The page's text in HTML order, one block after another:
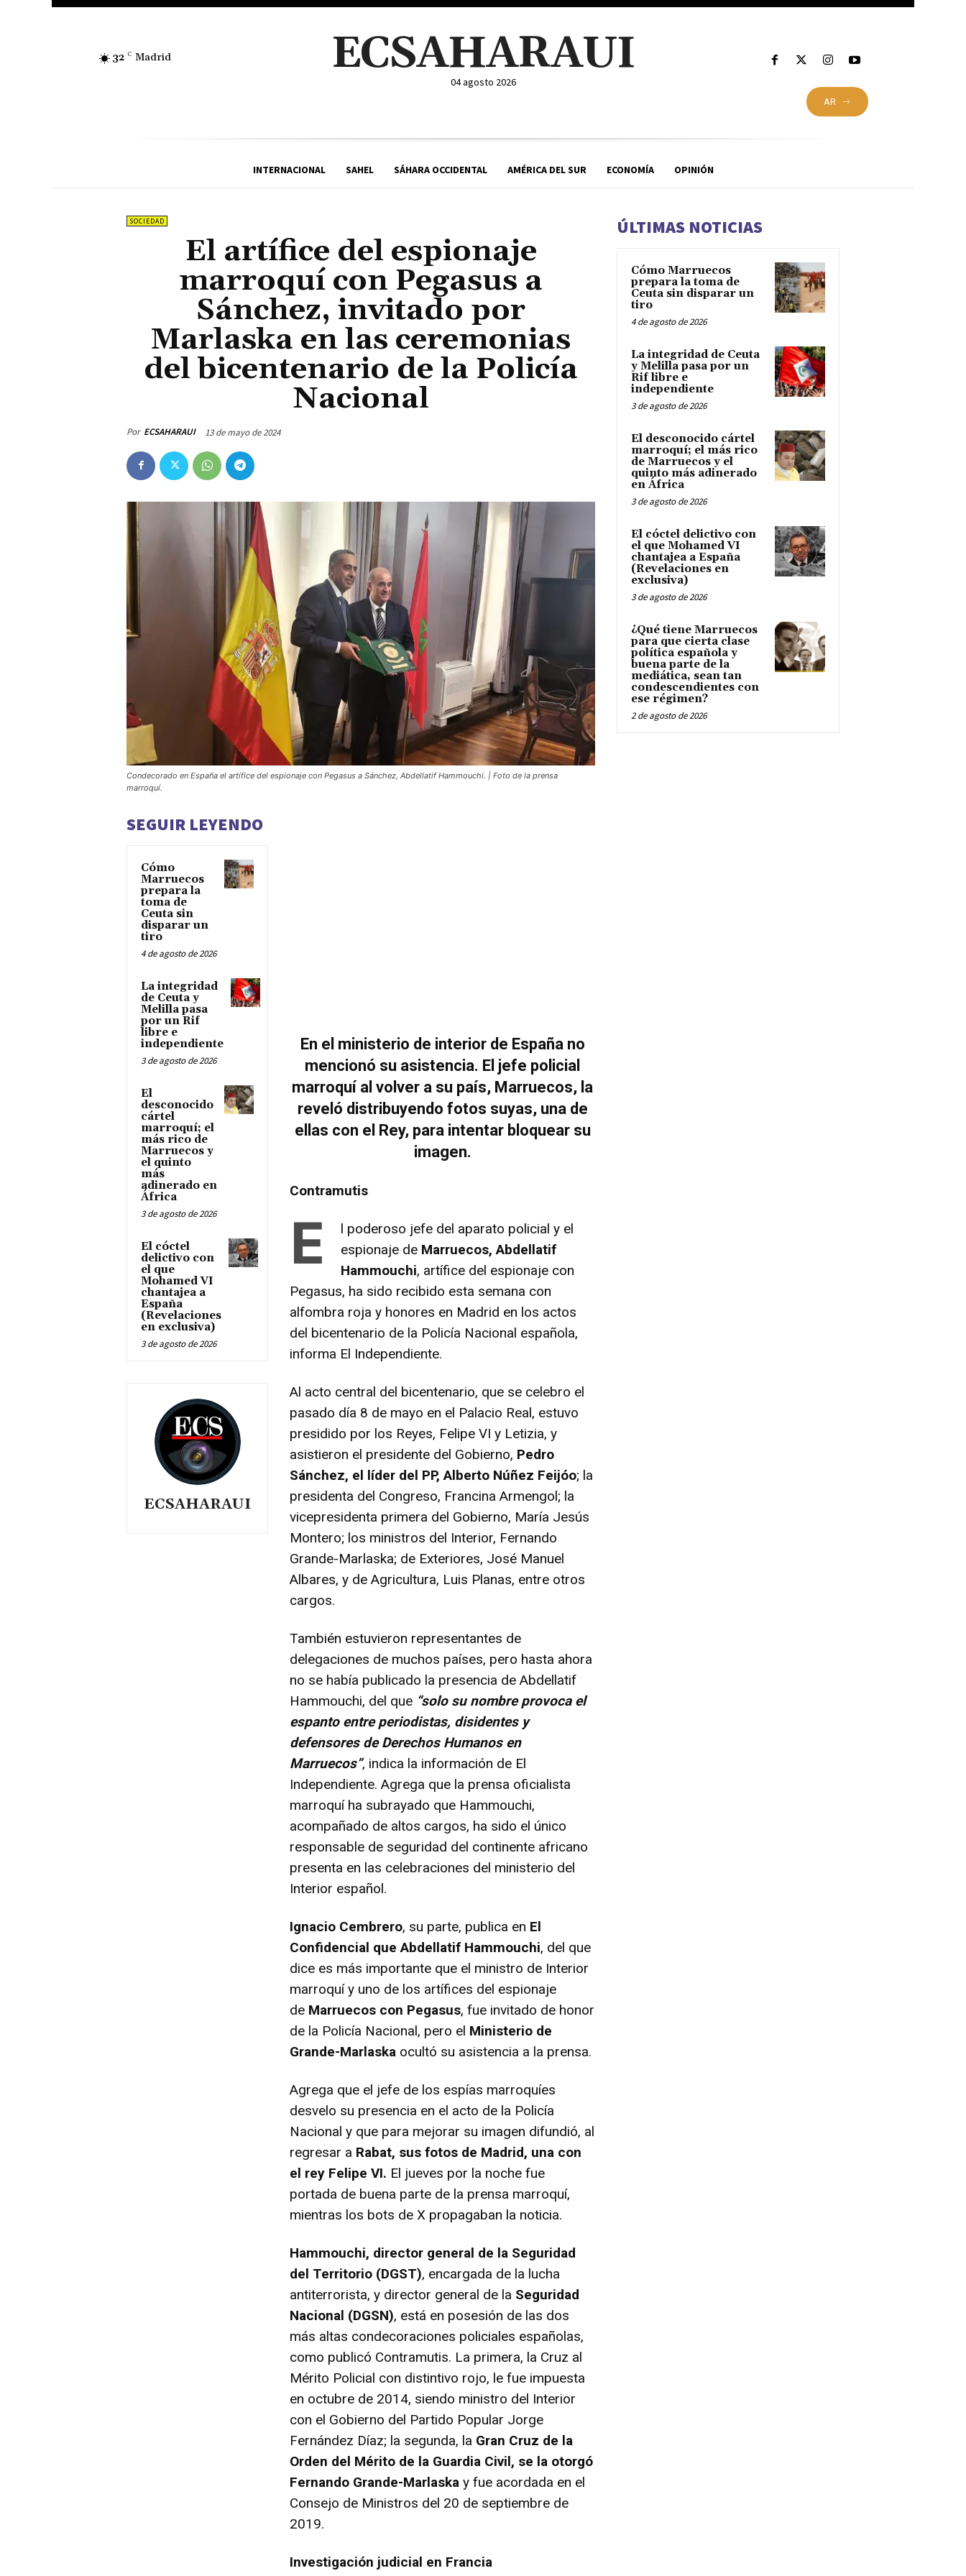
32 C Madrid ECSAHARAUI
04 agosto 2026
AR
INTERNACIONAL SAHEL SÁHARA OCCIDENTAL AMÉRICA DEL SUR ECONOMÍA OPINIÓN
SOCIEDAD
El artífice del espionaje
marroquí con Pegasus a
Sánchez, invitado por
Marlaska en las ceremonias
del bicentenario de la Policía
Nacional
Por ECSAHARAUI 13 de mayo de 2024
Condecorado en España el artífice del espionaje con Pegasus a Sánchez, Abdellatif Hammouchi. | Foto de la prensa
marroquí.
SEGUIR LEYENDO
Cómo
Marruecos
prepara la
toma de
Ceuta sin
disparar un
tiro
4 de agosto de 2026
La integridad
de Ceuta y
Melilla pasa
por un Rif
libre e
independiente
3 de agosto de 2026
El
desconocido
cártel
marroquí; el
más rico de
Marruecos y
el quinto
más
adinerado en
África
3 de agosto de 2026
El cóctel
delictivo con
el que
Mohamed VI
chantajea a
España
(Revelaciones
en exclusiva)
3 de agosto de 2026
ECSAHARAUI
En el ministerio de interior de España no
mencionó su asistencia. El jefe policial
marroquí al volver a su país, Marruecos, la
reveló distribuyendo fotos suyas, una de
ellas con el Rey, para intentar bloquear su
imagen.
Contramutis
E
l poderoso jefe del aparato policial y el
espionaje de Marruecos, Abdellatif
Hammouchi, artífice del espionaje con
Pegasus, ha sido recibido esta semana con
alfombra roja y honores en Madrid en los actos
del bicentenario de la Policía Nacional española,
informa El Independiente.
Al acto central del bicentenario, que se celebro el
pasado día 8 de mayo en el Palacio Real, estuvo
presidido por los Reyes, Felipe VI y Letizia, y
asistieron el presidente del Gobierno, Pedro
Sánchez, el líder del PP, Alberto Núñez Feijóo; la
presidenta del Congreso, Francina Armengol; la
vicepresidenta primera del Gobierno, María Jesús
Montero; los ministros del Interior, Fernando
Grande-Marlaska; de Exteriores, José Manuel
Albares, y de Agricultura, Luis Planas, entre otros
cargos.
También estuvieron representantes de
delegaciones de muchos países, pero hasta ahora
no se había publicado la presencia de Abdellatif
Hammouchi, del que “solo su nombre provoca el
espanto entre periodistas, disidentes y
defensores de Derechos Humanos en
Marruecos”, indica la información de El
Independiente. Agrega que la prensa oficialista
marroquí ha subrayado que Hammouchi,
acompañado de altos cargos, ha sido el único
responsable de seguridad del continente africano
presenta en las celebraciones del ministerio del
Interior español.
Ignacio Cembrero, su parte, publica en El
Confidencial que Abdellatif Hammouchi, del que
dice es más importante que el ministro de Interior
marroquí y uno de los artífices del espionaje
de Marruecos con Pegasus, fue invitado de honor
de la Policía Nacional, pero el Ministerio de
Grande-Marlaska ocultó su asistencia a la prensa.
Agrega que el jefe de los espías marroquíes
desvelo su presencia en el acto de la Policía
Nacional y que para mejorar su imagen difundió, al
regresar a Rabat, sus fotos de Madrid, una con
el rey Felipe VI. El jueves por la noche fue
portada de buena parte de la prensa marroquí,
mientras los bots de X propagaban la noticia.
Hammouchi, director general de la Seguridad
del Territorio (DGST), encargada de la lucha
antiterrorista, y director general de la Seguridad
Nacional (DGSN), está en posesión de las dos
más altas condecoraciones policiales españolas,
como publicó Contramutis. La primera, la Cruz al
Mérito Policial con distintivo rojo, le fue impuesta
en octubre de 2014, siendo ministro del Interior
con el Gobierno del Partido Popular Jorge
Fernández Díaz; la segunda, la Gran Cruz de la
Orden del Mérito de la Guardia Civil, se la otorgó
Fernando Grande-Marlaska y fue acordada en el
Consejo de Ministros del 20 de septiembre de
2019.
Investigación judicial en Francia
ÚLTIMAS NOTICIAS
Cómo Marruecos
prepara la toma de
Ceuta sin disparar un
tiro
4 de agosto de 2026
La integridad de Ceuta
y Melilla pasa por un
Rif libre e
independiente
3 de agosto de 2026
El desconocido cártel
marroquí; el más rico
de Marruecos y el
quinto más adinerado
en África
3 de agosto de 2026
El cóctel delictivo con
el que Mohamed VI
chantajea a España
(Revelaciones en
exclusiva)
3 de agosto de 2026
¿Qué tiene Marruecos
para que cierta clase
política española y
buena parte de la
mediática, sean tan
condescendientes con
ese régimen?
2 de agosto de 2026